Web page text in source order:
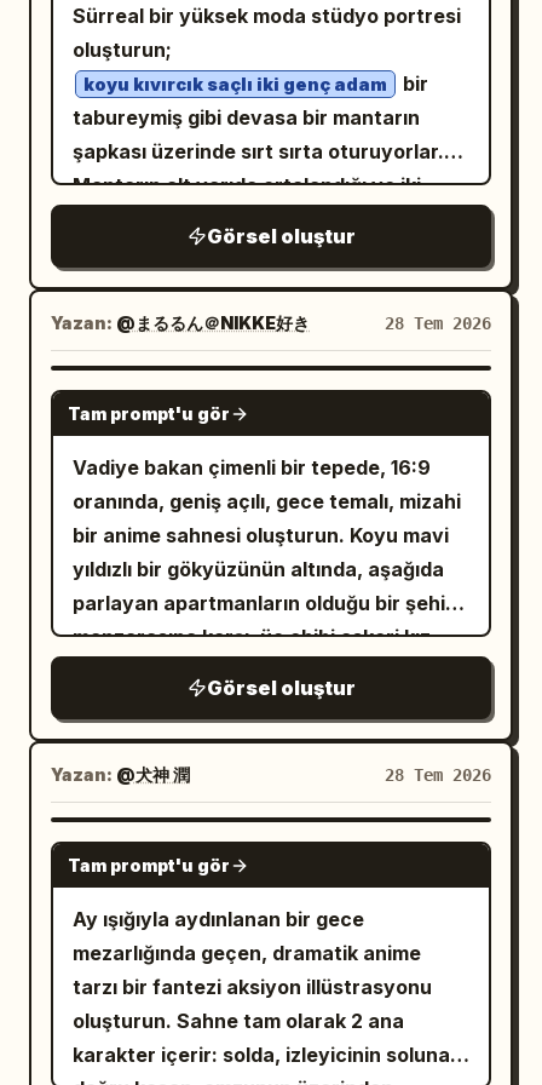
altyazılar veya sosyal medya arayüzü
eklemeyin. Kompozisyonu merkezde
tutun ve poster şablonu hissini tam
olarak koruyun.
yukarı bakıyor. Hamster ve çalışanın
yanına küçük el yazısı ses efektleri
ekleyin. Tırtıklı balondaki büyük Japonca
metin: 「今すぐヤ〇トの集荷呼べ！！今日
中！！熊本に支援物資を送るから！！」.
Şaşkın tepkilerin yanına 「びくっ」 ses
efekti metnini ekleyin. 3. Panel 3,
eğilerek bağırıyor, solda büyük bir tırtıklı
balon içinde 「はぁ!?」 yazıyor. Genç
çalışan endişeyle patrona dönüyor,
terliyor, sağda yuvarlak bir konuşma
balonunda 「く、熊本ですか……？配送スト
ップしてると思いますが……」 yazıyor.
Hamster minik klavyesinde hızlıca yazı
yazıyor, yuvarlak bir konuşma balonunda
「はい、どの配送会社も熊本への配送は全域
ストップしてます」 yazıyor ve küçük
yazma sesi efekti 「カタカタカタ」
ekleniyor. 4. Panel 4, kasvetli vurucu son:
Arka plan ağır gölgelerle çoğunlukla
saati yaklaşık 6:30'u gösteriyor. Genç
çalışan sağda, solgun ve bitkin, boş
bir dehşet ifadesiyle duruyor. Hamster
boş beyaz gözlerle, patileri masanın
üzerinde duruyor. Sol üstteki devasa
tırtıklı konuşma balonunda: 「そんなの無
理を通してこい！！話せばどっかしら受け取
ってくれるだろ！！片っ端から当たれ！！」
şekilde kısmen gizlenmiş, tepede
müstahkem bir orta çağ şehri veya kalesi
ile arkasından yükselen çok sayıda
duman sütunu ekleyin. Gökyüzü yoğun
fırtına bulutlarıyla ve ufka yakın soğuk
gri bir ışık huzmesiyle dolu. Demir grisi,
çamurlu kahverengi, koyu yeşil, soluk
kırmızı ve dumanlı siyahtan oluşan
desatüre bir palet kullanın. Yüksek
bütçeli bir tarihi epik film karesi gibi
görünmesini sağlayın; dramatik
aydınlatması, detaylı zırh dokuları,
alanı dokusu ile. Modern nesneler, metin,
temiz fantezi parıltısı veya görünür
filigran olmasın.
bulanıklığıyla uyumlu şekilde hafifçe
hareket bulanıklığı içinde yakalanmış.
Ciltleri, projektör ışığının yüzlerine
vurduğu noktalarda gerçekçi bir yüzey
altı saçılımı sergiliyor; net bir şekilde
aydınlatılmış figürlerde belirgin mikro
parlaklıklar mevcut ve doğal doku
çeşitlilik gösteriyor; saçlar dönme
hareketiyle dışa doğru savruluyor ve
teller merkezkaç kuvvetiyle havada asılı
kalıyor. Üzerlerinde
moda öncüsü kabanlar ve mücevher
tonlarında slip elbiselerden oluşan
var ve kumaşlar dönüşleriyle birlikte dışa
doğru dalgalanıyor. Aydınlatma, son
derin mavi ortam alacakaranlığı ile
katedralin yeni açılan sıcak mimari
projektörlerini harmanlayarak grup
üzerinde çarpıcı bir soğuk-sıcak
kontrastı yaratıyor. Gölge alanlarda hafif
ISO 400 film greni mevcut. En boy oranı
film değil, illüstrasyon değil, anime değil.
Sürreal bir yüksek moda stüdyo portresi
oluşturun;
koyu kıvırcık saçlı iki genç adam
bir
tabureymiş gibi devasa bir mantarın
şapkası üzerinde sırt sırta oturuyorlar.
Mantarın alt yarıda ortalandığı ve iki
üzerlerinde geniş ve kasvetli bir boş alan
bırakan dikey 2:3 bir kompozisyon
kullanın. Mantarın doğal benekli kalın bej
bir gövdesi ve kenarlarında yıpranmış
dikişleri olan, soluk mavi kot benzeri
kumaşla kaplı, alt kısmı ten rengi,
yuvarlak ve büyük bir şapkası var.
Soldaki figür; koyu kahverengi büyük
beden bir ceket, koyu kahverengi
düğmeli bir gömlek, bol koyu renkli
pantolon ve beyaz düşük bilekli spor
ayakkabılar giyiyor; bacakları iki yana
açılmış ve mantarın kenarından sarkacak
şekilde oturuyor, elleri ceplerinde, sakin
ve ciddi bir ifadeyle sola bakıyor.
Sağdaki figür; siyah bir tişört üzerine
siyah kot ceket, bol siyah pantolon ve
beyaz düşük bilekli spor ayakkabılar
giyiyor; benzer şekilde bacakları
cebinde, editoryal ve kendinden emin bir
ifadeyle sağa bakıyor. Sol ön taraftan
gelen yumuşak sinematik stüdyo ışığı,
hafif gölgeler, gerçekçi cilt dokusu,
keskin moda fotoğrafçılığı detayları,
Görsel oluştur
Yazan: @まるるん＠NIKKE好き 28 Tem 2026
GPT IMAGE 2
Tam prompt'u gör
Vadiye bakan çimenli bir tepede, 16:9
oranında, geniş açılı, gece temalı, mizahi
bir anime sahnesi oluşturun. Koyu mavi
yıldızlı bir gökyüzünün altında, aşağıda
parlayan apartmanların olduğu bir şehir
manzarasına karşı, üç chibi askeri kız
yapıyor. Sol ön planda tam olarak 3 chibi
kız gösterin: birincisi, beyaz denizci tarzı
askeri üniforma ve beyaz kasket giyen,
büyük kırmızı gözlüklü, soluk lavanta
saçlı küçük bir kız; yanında “Popcorn”
yazılı dev bir kırmızı patlamış mısır kovası
ve bir sosisli sandviç duruyor. İkincisi,
koyu gri askeri kıyafetli, kırmızı detaylı
kasketli ve tüfekli, şüpheci bir ifadeye
sahip sarışın bir kız. Üçüncüsü, siyah-
turuncu taktiksel kıyafetli, ekose bir
piknik örtüsünde oturan, gözlerine büyük
Görsel oluştur
Yazan: @犬神 潤 28 Tem 2026
GPT IMAGE 2
Tam prompt'u gör
Ay ışığıyla aydınlanan bir gece
mezarlığında geçen, dramatik anime
tarzı bir fantezi aksiyon illüstrasyonu
oluşturun. Sahne tam olarak 2 ana
karakter içerir: solda, izleyicinin soluna